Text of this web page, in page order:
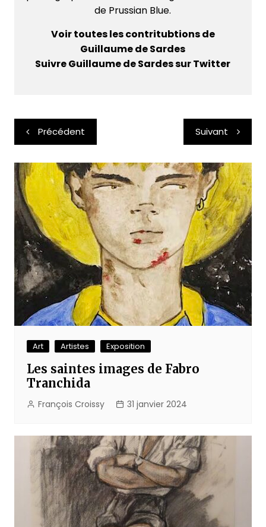
de Prussian Blue.
Voir toutes les contritubtions de
Guillaume de Sardes
Suivre Guillaume de Sardes sur Twitter
Navigation
de
l’article
Précédent Suivant
Art Artistes Exposition
Les saintes images de Fabro
Tranchida
François Croissy 31 janvier 2024